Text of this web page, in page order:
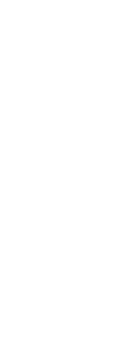
星
報名
（8/3報名截
貌，7/1 新官